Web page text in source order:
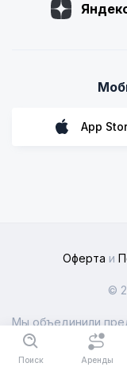
App
Оферта и
©
Мы объединили
Поиск Аренды